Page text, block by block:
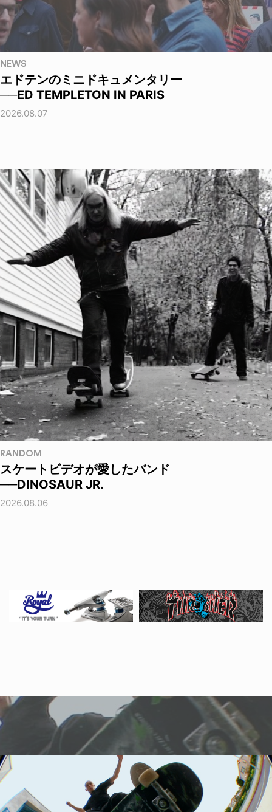
NEWS
エドテンのミニドキュメンタリー
──ED TEMPLETON IN PARIS
2026.08.07
RANDOM
スケートビデオが愛したバンド
──DINOSAUR JR.
2026.08.06